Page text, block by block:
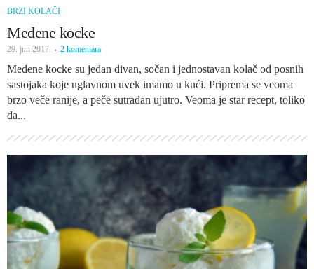
BRZI KOLAČI
Medene kocke
29. jun 2017. 2 komentara
Medene kocke su jedan divan, sočan i jednostavan kolač od posnih
sastojaka koje uglavnom uvek imamo u kući. Priprema se veoma
brzo veče ranije, a peče sutradan ujutro. Veoma je star recept, toliko
da...